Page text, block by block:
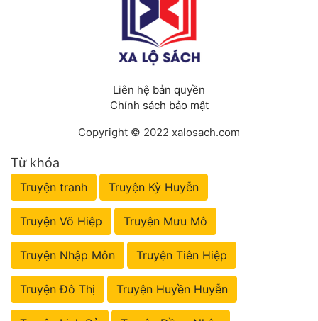
Liên hệ bản quyền
Chính sách bảo mật
Copyright © 2022 xalosach.com
Từ khóa
Truyện tranh Truyện Kỳ Huyễn
Truyện Võ Hiệp Truyện Mưu Mô
Truyện Nhập Môn Truyện Tiên Hiệp
Truyện Đô Thị Truyện Huyền Huyễn